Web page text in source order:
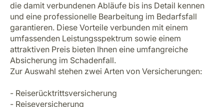
die damit verbundenen Abläufe bis ins Detail kennen
und eine professionelle Bearbeitung im Bedarfsfall
garantieren. Diese Vorteile verbunden mit einem
umfassenden Leistungsspektrum sowie einem
attraktiven Preis bieten Ihnen eine umfangreiche
Absicherung im Schadenfall.
Zur Auswahl stehen zwei Arten von Versicherungen:
- Reiserücktrittsversicherung
- Reiseversicherung